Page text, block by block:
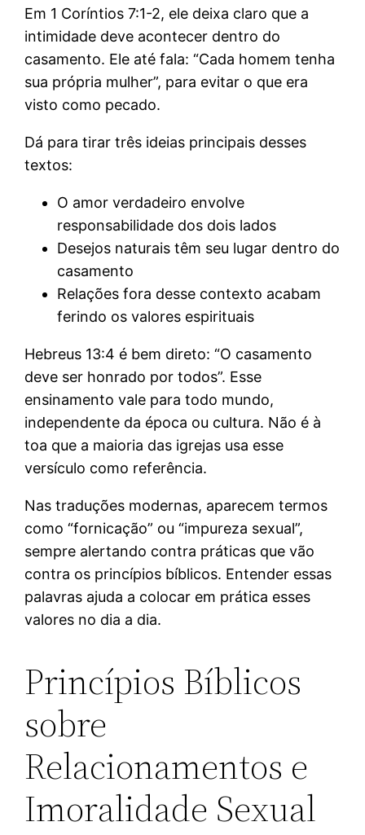
Em 1 Coríntios 7:1-2, ele deixa claro que a
intimidade deve acontecer dentro do
casamento. Ele até fala: “Cada homem tenha
sua própria mulher”, para evitar o que era
visto como pecado.
Dá para tirar três ideias principais desses
textos:
O amor verdadeiro envolve
responsabilidade dos dois lados
Desejos naturais têm seu lugar dentro do
casamento
Relações fora desse contexto acabam
ferindo os valores espirituais
Hebreus 13:4 é bem direto: “O casamento
deve ser honrado por todos”. Esse
ensinamento vale para todo mundo,
independente da época ou cultura. Não é à
toa que a maioria das igrejas usa esse
versículo como referência.
Nas traduções modernas, aparecem termos
como “fornicação” ou “impureza sexual”,
sempre alertando contra práticas que vão
contra os princípios bíblicos. Entender essas
palavras ajuda a colocar em prática esses
valores no dia a dia.
Princípios Bíblicos
sobre
Relacionamentos e
Imoralidade Sexual